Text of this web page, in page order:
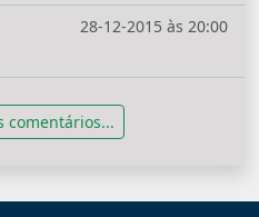
28-12-2015 às 20:00
comentários...